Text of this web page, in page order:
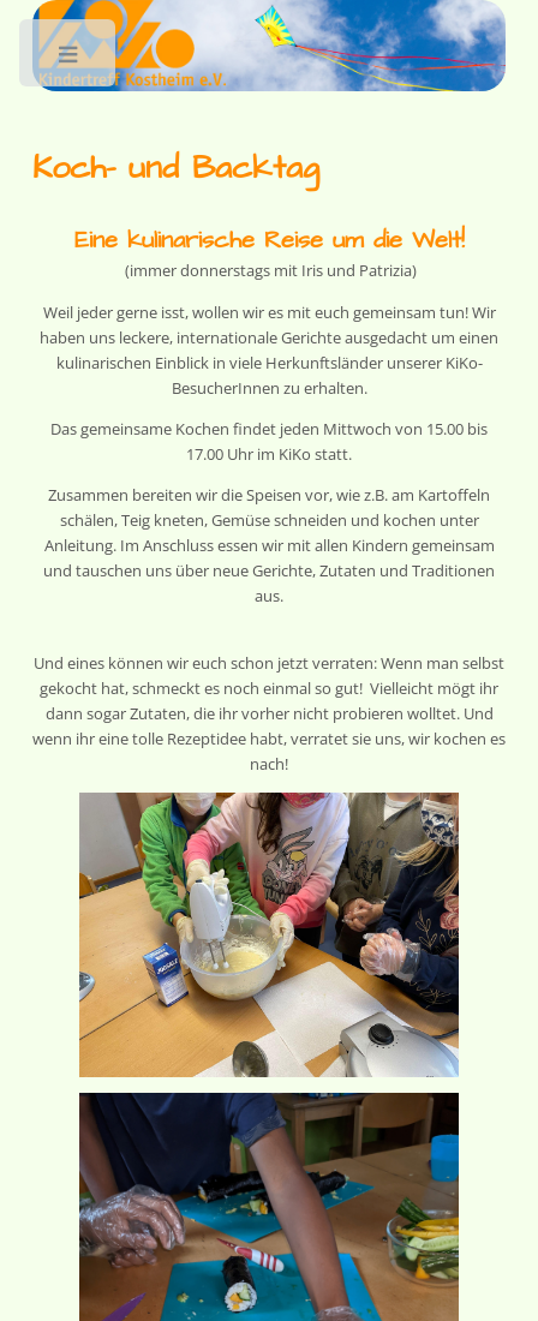
Koch- und Backtag
Eine kulinarische Reise um die Welt!
(immer donnerstags mit Iris und Patrizia)
Weil jeder gerne isst, wollen wir es mit euch gemeinsam tun! Wir
haben uns leckere, internationale Gerichte ausgedacht um einen
kulinarischen Einblick in viele Herkunftsländer unserer KiKo-
BesucherInnen zu erhalten.
Das gemeinsame Kochen findet jeden Mittwoch von 15.00 bis
17.00 Uhr im KiKo statt.
Zusammen bereiten wir die Speisen vor, wie z.B. am Kartoffeln
schälen, Teig kneten, Gemüse schneiden und kochen unter
Anleitung. Im Anschluss essen wir mit allen Kindern gemeinsam
und tauschen uns über neue Gerichte, Zutaten und Traditionen
aus.
Und eines können wir euch schon jetzt verraten: Wenn man selbst
gekocht hat, schmeckt es noch einmal so gut! Vielleicht mögt ihr
dann sogar Zutaten, die ihr vorher nicht probieren wolltet. Und
wenn ihr eine tolle Rezeptidee habt, verratet sie uns, wir kochen es
nach!
Toggle